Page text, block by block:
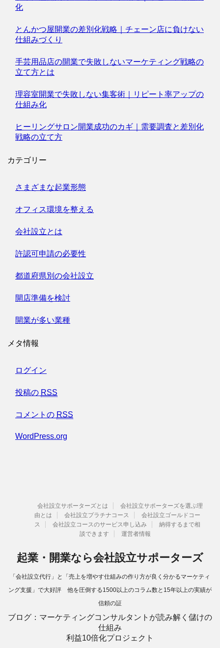
化
とんかつ屋開業の差別化戦略｜チェーン店に負けない
仕組みづくり
手芸用品店の開業で失敗しないマーケティング戦略の
立て方とは
理容室開業で失敗しない集客術｜リピート率アップの
仕組み化
ヒーリングサロン開業成功のカギ｜需要調査と差別化
戦略の立て方
カテゴリー
さまざまな起業形態
オフィス環境を整える
会社設立とは
許認可申請の必要性
都道府県別の会社設立
開店準備を検討
開業が多い業種
メタ情報
ログイン
投稿の RSS
コメントの RSS
WordPress.org
会社設立サポーターズとは
会社設立サポーターズを選ぶ理
由とは
会社設立プラチナコース
会社設立ゴールドコー
ス
会社設立コースのサービス申し込み
納得するまで相
談できます
運営者情報
起業・開業なら会社設立サポーターズ
「会社設立代行」と「売上を増やす仕組みの作り方が良く分かるマーケティ
ング支援」で大好評 他を圧倒する1500以上のコラム数と15年以上の実績が
信頼の証
ブログ：マーケティングコンサルタントが読み解く儲けの
仕組み
利益10倍化プロジェクト